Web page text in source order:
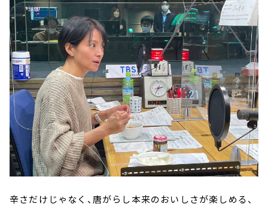
辛さだけじゃなく、唐がらし本来のおいしさが楽しめる、